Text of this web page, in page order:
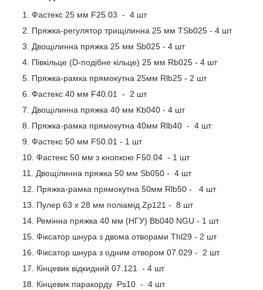
Фастекс 25 мм F25.03 - 4 шт
Пряжка-регулятор трищілинна 25 мм TSb025 - 4 шт
Двощілинна пряжка 25 мм Sb025 - 4 шт
Півкільце (D-подібне кільце) 25 мм Rb025 - 4 шт
Пряжка-рамка прямокутна 25мм Rlb25 - 2 шт
Фастекс 40 мм F40.01 - 2 шт
Двощілинна пряжка 40 мм Kb040 - 4 шт
Пряжка-рамка прямокутна 40мм Rlb40 - 4 шт
Фастекс 50 мм F50.01 - 1 шт
Фастекс 50 мм з кнопкою F50.04 - 1 шт
Двощілинна пряжка 50 мм Sb050 - 4 шт
Пряжка-рамка прямокутна 50мм Rlb50 - 4 шт
Пулер 63 х 28 мм поліамід Zp121 - 8 шт
Ремінна пряжка 40 мм (НГУ) Bb040 NGU - 1 шт
Фіксатор шнура з двома отворами Thl29 - 2 шт
Фіксатор шнура з одним отвором 07.029 - 2 шт
Кінцевик відкидний 07.121 - 4 шт
Кінцевик паракорду Ps10 - 4 шт